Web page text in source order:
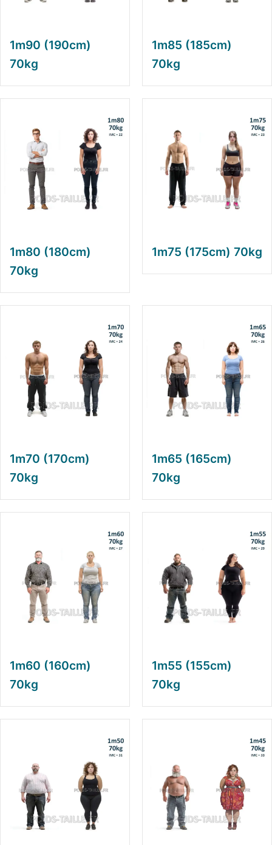
1m90 (190cm)
70kg
1m85 (185cm)
70kg
1m80 (180cm)
70kg
1m75 (175cm) 70kg
1m70 (170cm)
70kg
1m65 (165cm)
70kg
1m60 (160cm)
70kg
1m55 (155cm)
70kg